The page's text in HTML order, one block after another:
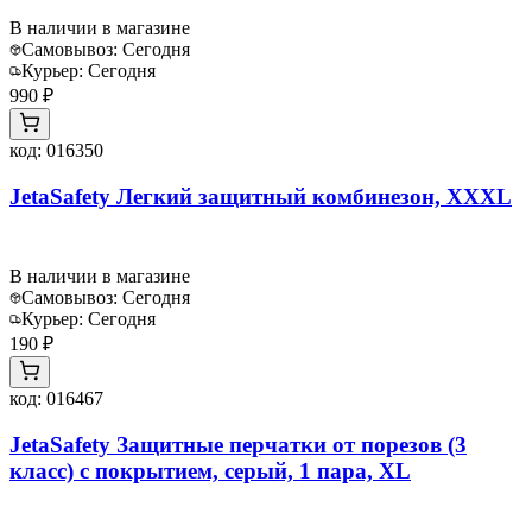
В наличии в магазине
Самовывоз: Сегодня
Курьер: Сегодня
990 ₽
код: 016350
JetaSafety Легкий защитный комбинезон, XXXL
В наличии в магазине
Самовывоз: Сегодня
Курьер: Сегодня
190 ₽
код: 016467
JetaSafety Защитные перчатки от порезов (3
класс) с покрытием, серый, 1 пара, XL